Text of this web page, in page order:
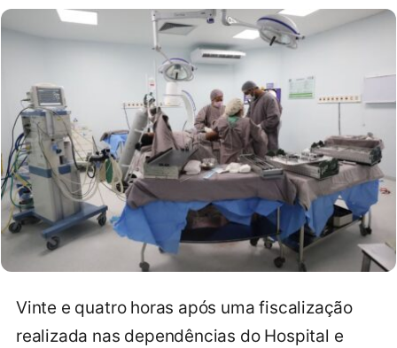
Vinte e quatro horas após uma fiscalização
realizada nas dependências do Hospital e